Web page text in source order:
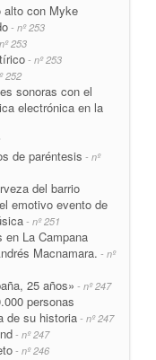
alto con Myke
- nº 253
253
- nº 253
252
sonoras con el
electrónica en la
de paréntesis - nº
del barrio
emotivo evento de
- nº 251
en La Campana
Macnamara. - nº
25 años» - nº 247
personas
de su historia- nº 247
- nº 247
- nº 246